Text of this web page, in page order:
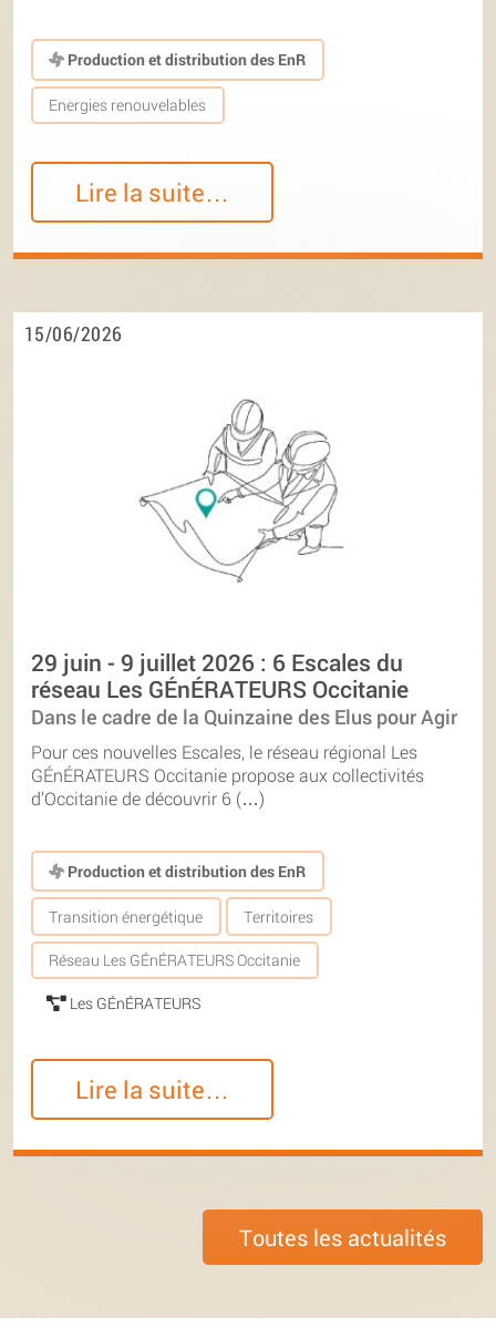
Production et distribution des EnR
Energies renouvelables
Lire la suite…
15/06/2026
29 juin - 9 juillet 2026 : 6 Escales du
réseau Les GÉnÉRATEURS Occitanie
Dans le cadre de la Quinzaine des Elus pour Agir
Pour ces nouvelles Escales, le réseau régional Les
GÉnÉRATEURS Occitanie propose aux collectivités
d’Occitanie de découvrir 6 (…)
Production et distribution des EnR
Transition énergétique Territoires
Réseau Les GÉnÉRATEURS Occitanie
Les GÉnÉRATEURS
Lire la suite…
Toutes les actualités